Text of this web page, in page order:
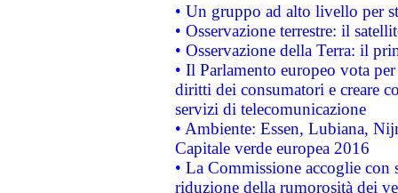
• Un gruppo ad alto livello per
• Osservazione terrestre: il
• Osservazione della Terra: il
• Il Parlamento europeo vota
diritti dei consumatori e creare
servizi di telecomunicazione
• Ambiente: Essen, Lubiana,
Capitale verde europea 2016
• La Commissione accoglie
riduzione della rumorosità dei